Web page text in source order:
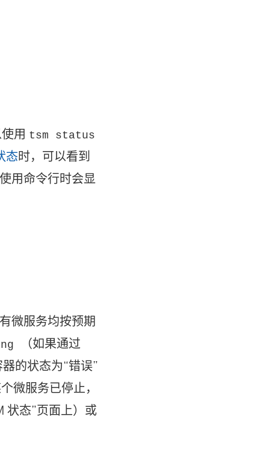
用 tsm status
态时，可以看到
用命令行时会显
微服务均按预期
（如果通过
的状态为“错误”
微服务已停止，
状态”页面上）或